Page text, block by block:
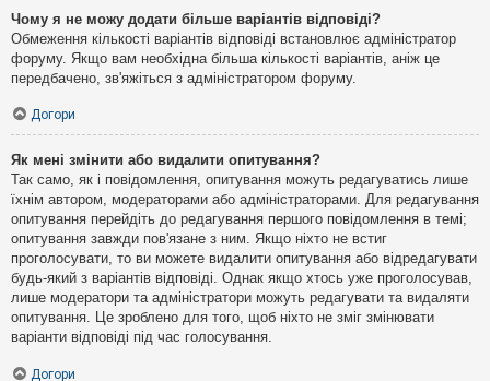
Чому я не можу додати більше варіантів відповіді?
Обмеження кількості варіантів відповіді встановлює адміністратор
форуму. Якщо вам необхідна більша кількості варіантів, аніж це
передбачено, зв'яжіться з адміністратором форуму.
Догори
Як мені змінити або видалити опитування?
Так само, як і повідомлення, опитування можуть редагуватись лише
їхнім автором, модераторами або адміністраторами. Для редагування
опитування перейдіть до редагування першого повідомлення в темі;
опитування завжди пов'язане з ним. Якщо ніхто не встиг
проголосувати, то ви можете видалити опитування або відредагувати
будь-який з варіантів відповіді. Однак якщо хтось уже проголосував,
лише модератори та адміністратори можуть редагувати та видаляти
опитування. Це зроблено для того, щоб ніхто не зміг змінювати
варіанти відповіді під час голосування.
Догори